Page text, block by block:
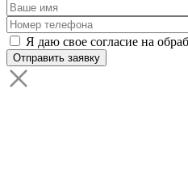
Я даю свое согласие на